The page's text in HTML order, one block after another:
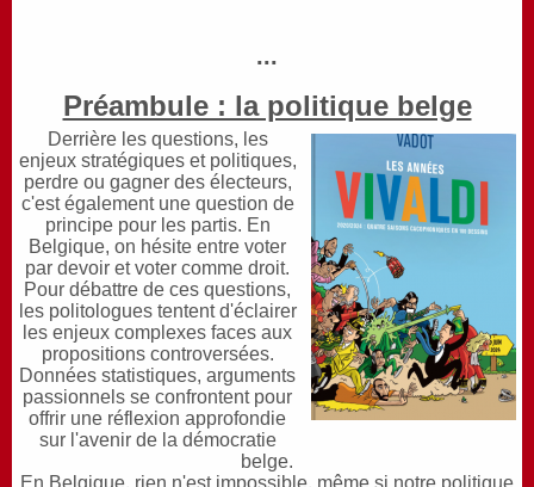
...
Préambule : la politique belge
Derrière les questions, les
enjeux stratégiques et politiques,
perdre ou gagner des électeurs,
c'est également une question de
principe pour les partis. En
Belgique, on hésite entre voter
par devoir et voter comme droit.
Pour débattre de ces questions,
les politologues tentent d'éclairer
les enjeux complexes faces aux
propositions controversées.
Données statistiques, arguments
passionnels se confrontent pour
offrir une réflexion approfondie
sur l'avenir de la démocratie
belge.